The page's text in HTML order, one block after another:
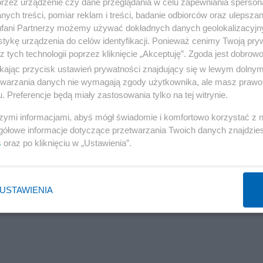
treści, pomiar reklam i treści, badanie odbiorców oraz
Partnerzy możemy używać dokładnych danych
urządzenia do celów identyfikacji. Ponieważ cenimy Twoją
tych technologii poprzez kliknięcie „Akceptuję”. Zgoda jest
przycisk ustawień prywatności znajdujący się w lewym
danych nie wymagają zgody użytkownika, ale masz
Preferencje będą miały zastosowania tylko na tej witrynie.
informacjami, abyś mógł świadomie i komfortowo korzystać z
informacje dotyczące przetwarzania Twoich danych
oraz po kliknięciu w „Ustawienia”.
USTAWIENIA